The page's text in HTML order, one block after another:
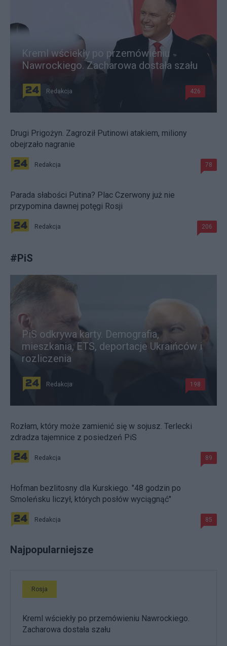
Kreml wściekły po przemówieniu
Nawrockiego. Zacharowa dostała szału
Redakcja 426
Drugi Prigożyn. Zagroził Putinowi atakiem, miliony
obejrzało nagranie
Redakcja 78
Parada słabości Putina? Plac Czerwony już nie
przypomina dawnej potęgi Rosji
Redakcja 206
#PiS
PiS odkrywa karty. Demografia,
mieszkania, ETS, deportacje Ukraińców i
rozliczenia
Redakcja 198
Rozłam, który może zamienić się w sojusz. Terlecki
zdradza tajemnice z posiedzeń PiS
Redakcja 89
Hofman bezlitosny dla Kurskiego. "48 godzin po
Smoleńsku liczył, których posłów wyciągnąć"
Redakcja 85
Najpopularniejsze
Rosja
Kreml wściekły po przemówieniu Nawrockiego.
Zacharowa dostała szału